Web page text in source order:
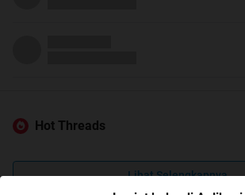
Hot Threads
Lihat Selengkapnya